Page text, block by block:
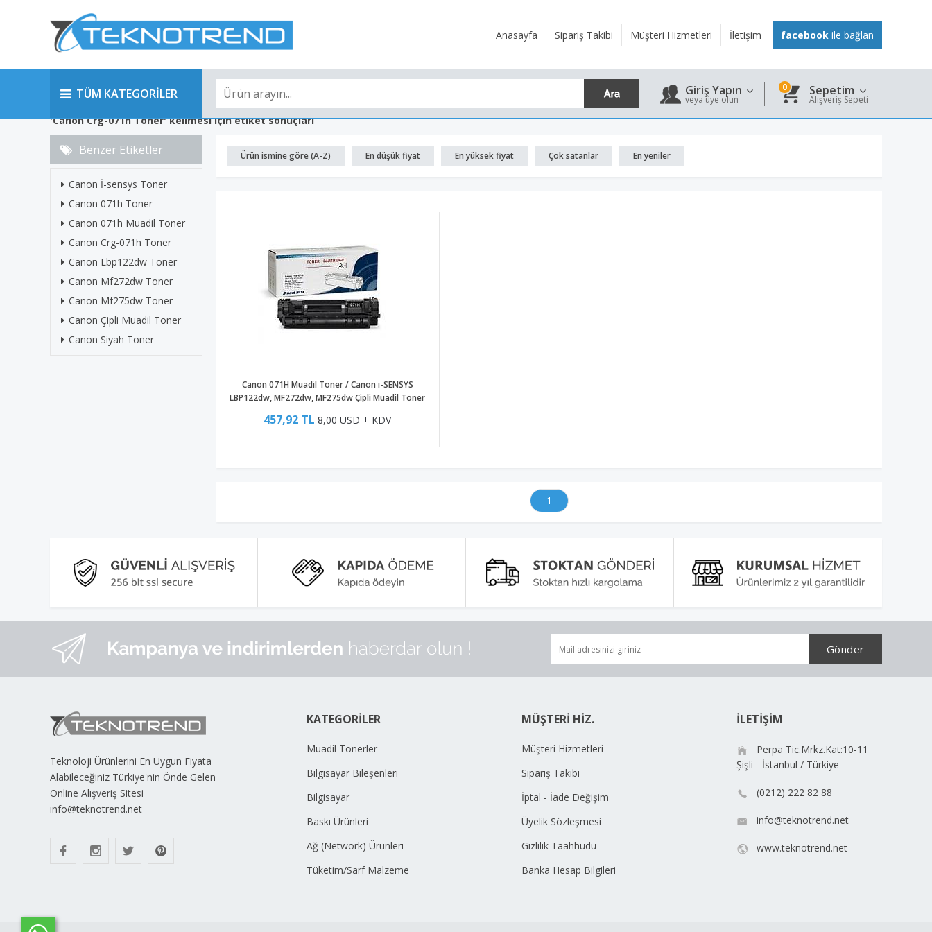
Anasayfa Sipariş Takibi Müşteri Hizmetleri İletişim facebook ile bağlan
TÜM KATEGORİLER Giriş Yapın
veya üye olun
0 Sepetim
Alışveriş Sepeti
'Canon Crg-071h Toner' kelimesi için etiket sonuçları
Benzer Etiketler
Canon İ-sensys Toner
Canon 071h Toner
Canon 071h Muadil Toner
Canon Crg-071h Toner
Canon Lbp122dw Toner
Canon Mf272dw Toner
Canon Mf275dw Toner
Canon Çipli Muadil Toner
Canon Siyah Toner
Ürün ismine göre (A-Z) En düşük fiyat En yüksek fiyat Çok satanlar En yeniler
Canon 071H Muadil Toner / Canon i-SENSYS
LBP122dw, MF272dw, MF275dw Çipli Muadil Toner
457,92 TL 8,00 USD + KDV
1
Teknoloji Ürünlerini En Uygun Fiyata
Alabileceğiniz Türkiye'nin Önde Gelen
Online Alışveriş Sitesi
info@teknotrend.net
KATEGORİLER
Muadil Tonerler
Bilgisayar Bileşenleri
Bilgisayar
Baskı Ürünleri
Ağ (Network) Ürünleri
Tüketim/Sarf Malzeme
MÜŞTERİ HİZ.
Müşteri Hizmetleri
Sipariş Takibi
İptal - İade Değişim
Üyelik Sözleşmesi
Gizlilik Taahhüdü
Banka Hesap Bilgileri
İLETİŞİM
Perpa Tic.Mrkz.Kat:10-11
Şişli - İstanbul / Türkiye
(0212) 222 82 88
info@teknotrend.net
www.teknotrend.net